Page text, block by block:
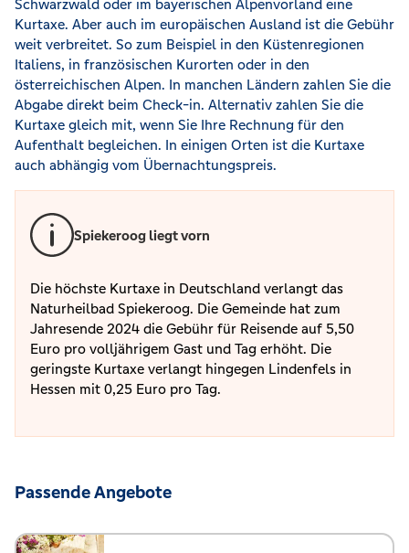
Schwarzwald oder im bayerischen Alpenvorland eine
Kurtaxe. Aber auch im europäischen Ausland ist die Gebühr
weit verbreitet. So zum Beispiel in den Küstenregionen
Italiens, in französischen Kurorten oder in den
österreichischen Alpen. In manchen Ländern zahlen Sie die
Abgabe direkt beim Check-in. Alternativ zahlen Sie die
Kurtaxe gleich mit, wenn Sie Ihre Rechnung für den
Aufenthalt begleichen. In einigen Orten ist die Kurtaxe
auch abhängig vom Übernachtungspreis.
Spiekeroog liegt vorn
Die höchste Kurtaxe in Deutschland verlangt das
Naturheilbad Spiekeroog. Die Gemeinde hat zum
Jahresende 2024 die Gebühr für Reisende auf 5,50
Euro pro volljährigem Gast und Tag erhöht. Die
geringste Kurtaxe verlangt hingegen Lindenfels in
Hessen mit 0,25 Euro pro Tag.
Passende Angebote